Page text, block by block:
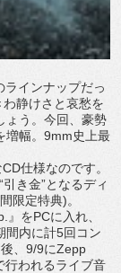
インナップだっ
静けさと哀愁を
ょう。今回、豪勢
増幅。9mm史上最
仕様なのです。
き金”となるディ
限定特典)。
をPCに入れ、
間内に計5回コン
、9/9にZepp
行われるライブ音